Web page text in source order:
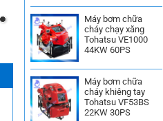
Máy bơm chữa
cháy chạy xăng
Tohatsu VE1000
44KW 60PS
Máy bơm chữa
cháy khiêng tay
Tohatsu VF53BS
22KW 30PS